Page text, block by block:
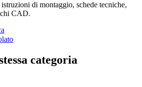
di montaggio, schede tecniche,
CAD.
categoria